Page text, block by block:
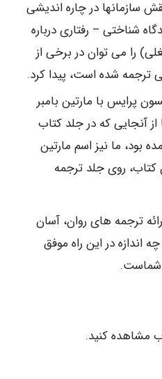
سازمانها در چاره اندیشی
شناختی – رفتاری درباره
را می توان در برخی از
ترجمه شده است، پیدا کرد.
فصل 12 جیسون پرایس با مارتین بامبر
آنجایی که در جلد کتاب
بود، ما نیز اسم مارتین
کتاب، روی جلد ترجمه
ترجمه های روان، آسان
اندازه در این راه موفق
شماست.
مشاهده کنید.